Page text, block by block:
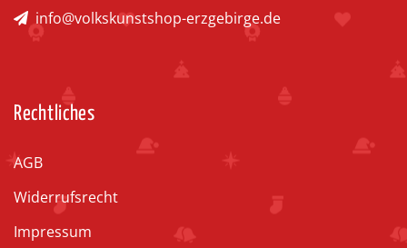
info@volkskunstshop-erzgebirge.de
Rechtliches
AGB
Widerrufsrecht
Impressum